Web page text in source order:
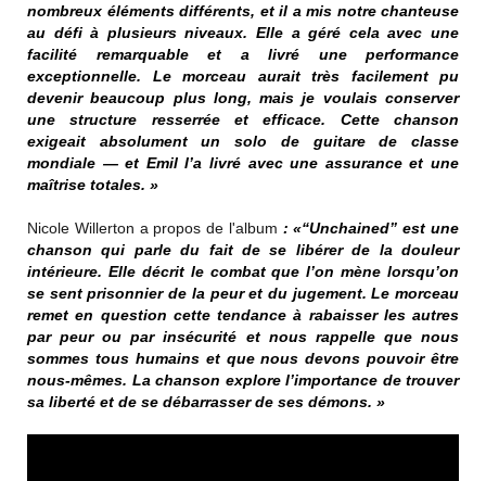
nombreux éléments différents, et il a mis notre chanteuse
au défi à plusieurs niveaux. Elle a géré cela avec une
facilité remarquable et a livré une performance
exceptionnelle. Le morceau aurait très facilement pu
devenir beaucoup plus long, mais je voulais conserver
une structure resserrée et efficace. Cette chanson
exigeait absolument un solo de guitare de classe
mondiale — et Emil l’a livré avec une assurance et une
maîtrise totales. »
Nicole Willerton a propos de l'album : «“Unchained” est une
chanson qui parle du fait de se libérer de la douleur
intérieure. Elle décrit le combat que l’on mène lorsqu’on
se sent prisonnier de la peur et du jugement. Le morceau
remet en question cette tendance à rabaisser les autres
par peur ou par insécurité et nous rappelle que nous
sommes tous humains et que nous devons pouvoir être
nous-mêmes. La chanson explore l’importance de trouver
sa liberté et de se débarrasser de ses démons. »